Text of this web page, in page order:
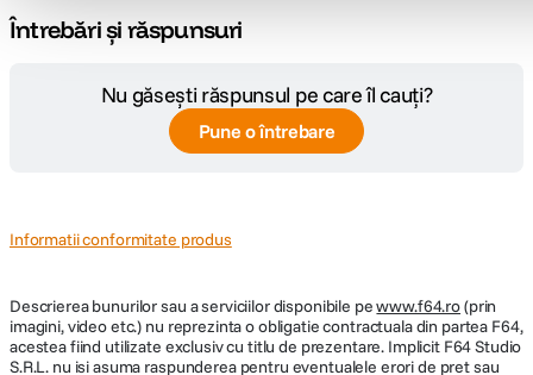
Noul software "TAMRON Lens Utility", a fost dezvoltat special de Tamron
TAMRON optional. Utilizatorii pot personaliza functiile si actualiza
firmware-ul prin intermediul obiectivului. Cu ajutorul configuratiei
fotografiere respectiva, de exemplu fotografie sau video.
Tamron Lens Utility - Aplicatie pentru smartphone
(Android)
Întrebări și răspunsuri
Nu găsești răspunsul pe care îl cauți?
Pune o întrebare
Informatii conformitate produs
Descrierea bunurilor sau a serviciilor disponibile pewww.f64.ro(prin
imagini, video etc.) nu reprezinta o obligatie contractuala din partea F64,
acestea fiind utilizate exclusiv cu titlu de prezentare. Implicit F64 Studio
S.R.L. nu isi asuma raspunderea pentru eventualele erori de pret sau